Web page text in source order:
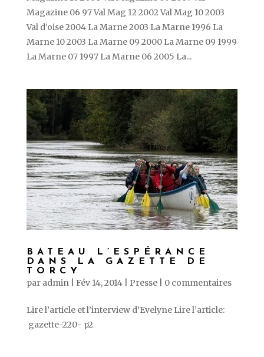
Magazine 06 97 Val Mag 12 2002 Val Mag 10 2003
Val d’oise 2004 La Marne 2003 La Marne 1996 La
Marne 10 2003 La Marne 09 2000 La Marne 09 1999
La Marne 07 1997 La Marne 06 2005 La...
BATEAU L’ESPÉRANCE
DANS LA GAZETTE DE
TORCY
par admin| Fév 14, 2014| Presse| 0 commentaires
Lire l’article et l’interview d’Evelyne Lire l’article:
gazette-220- p2